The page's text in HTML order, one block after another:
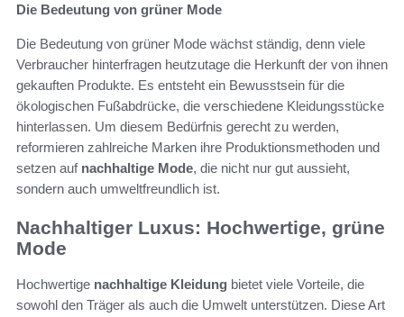
Die Bedeutung von grüner Mode
Die Bedeutung von grüner Mode wächst ständig, denn viele
Verbraucher hinterfragen heutzutage die Herkunft der von ihnen
gekauften Produkte. Es entsteht ein Bewusstsein für die
ökologischen Fußabdrücke, die verschiedene Kleidungsstücke
hinterlassen. Um diesem Bedürfnis gerecht zu werden,
reformieren zahlreiche Marken ihre Produktionsmethoden und
setzen auf nachhaltige Mode, die nicht nur gut aussieht,
sondern auch umweltfreundlich ist.
Nachhaltiger Luxus: Hochwertige, grüne
Mode
Hochwertige nachhaltige Kleidung bietet viele Vorteile, die
sowohl den Träger als auch die Umwelt unterstützen. Diese Art